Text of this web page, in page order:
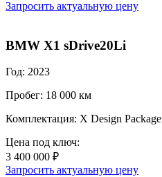
Запросить актуальную цену
BMW X1 sDrive20Li
Год: 2023
Пробег: 18 000 км
Комплектация: X Design Package
Цена под ключ:
3 400 000 ₽
Запросить актуальную цену